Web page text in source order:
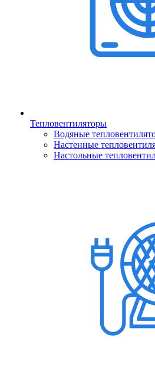
Тепловентиляторы
Водяные
Настенные
Настольные